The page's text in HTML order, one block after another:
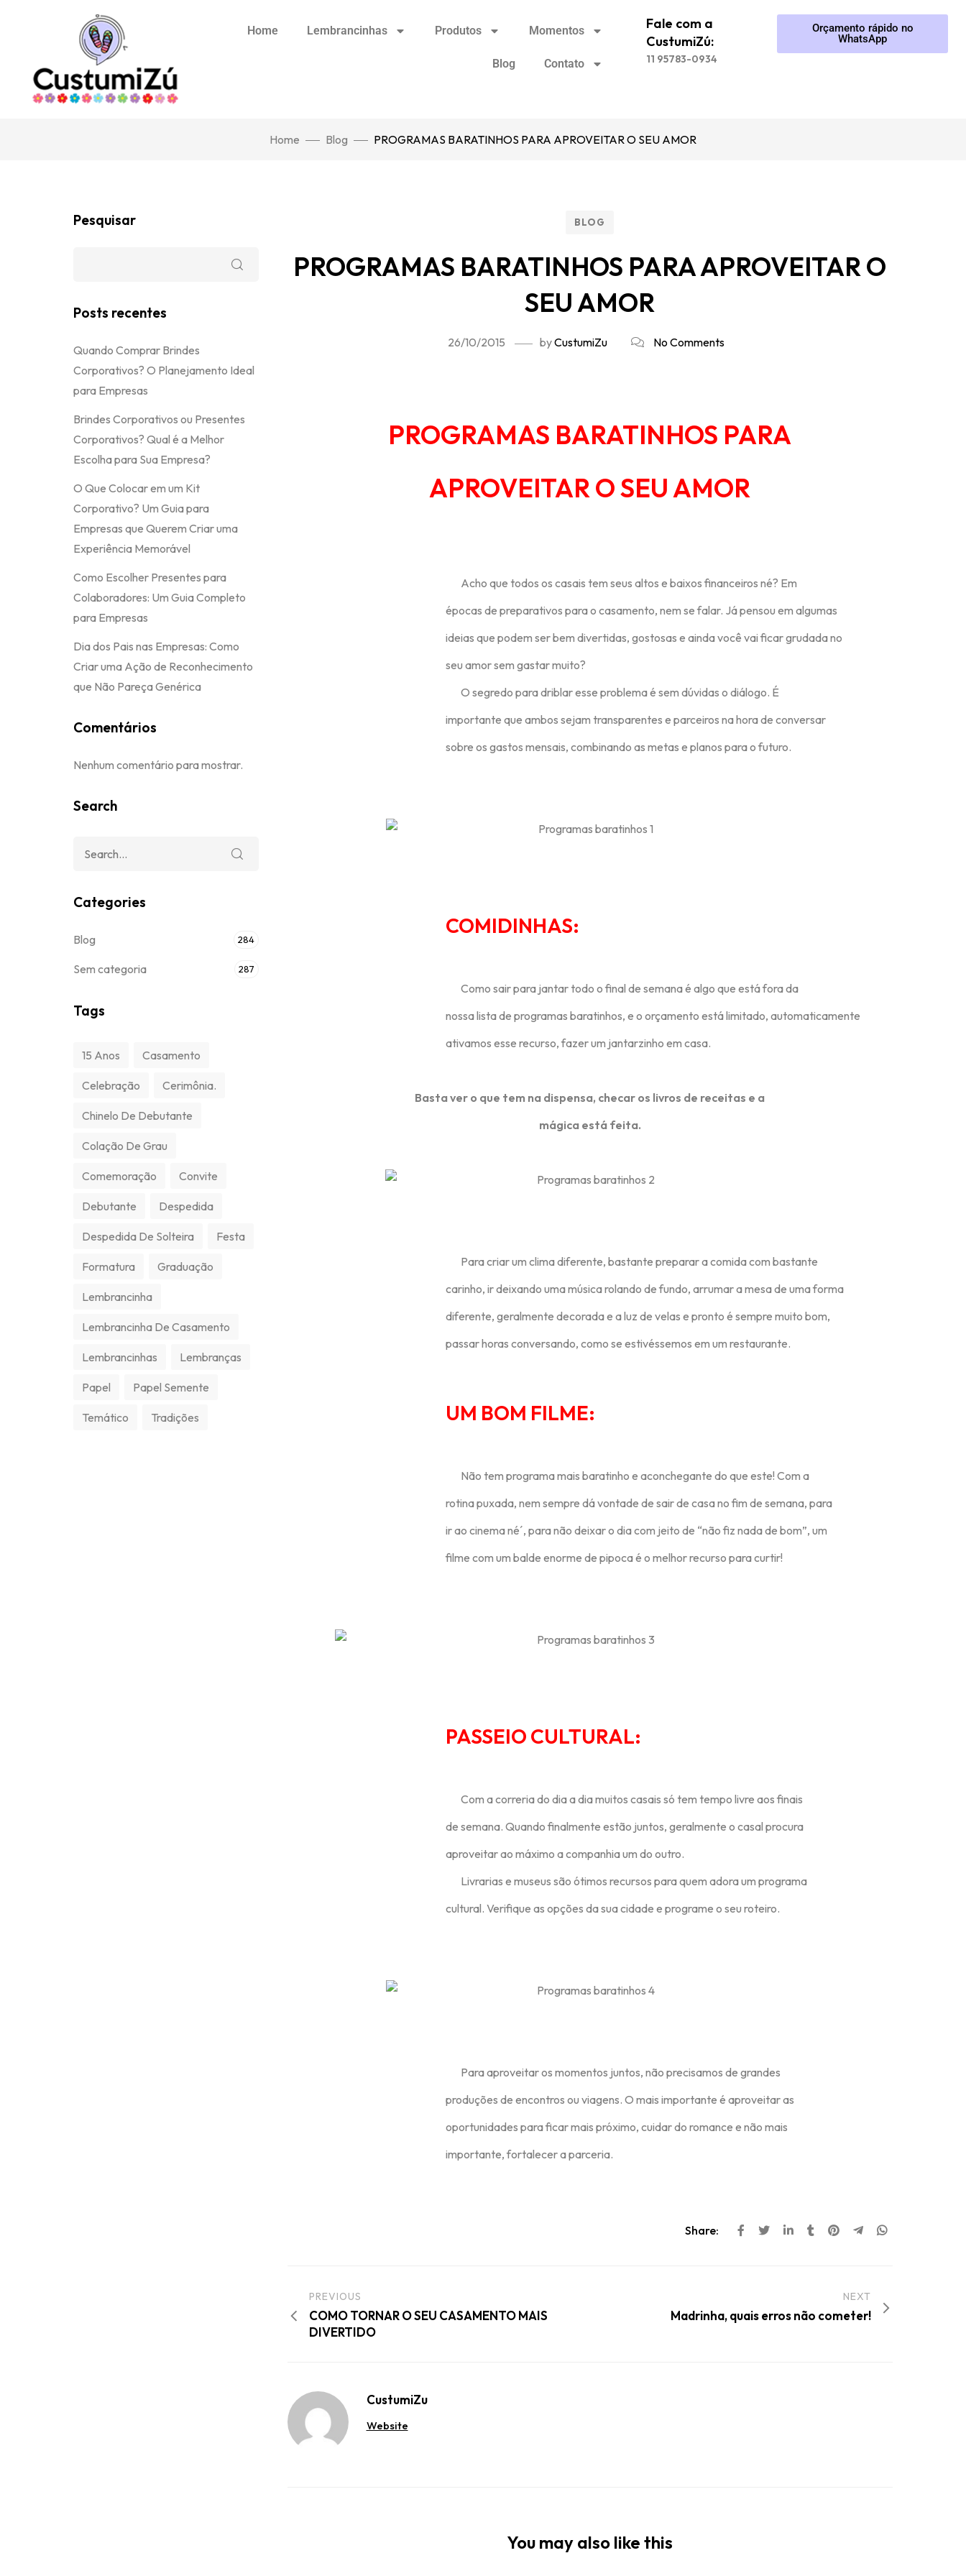
Home Lembrancinhas Produtos Momentos
Blog Contato
Fale com a
CustumiZú:
11 95783-0934
Orçamento rápido no
WhatsApp
Home Blog PROGRAMAS BARATINHOS PARA APROVEITAR O SEU AMOR
BLOG
PROGRAMAS BARATINHOS PARA APROVEITAR O
SEU AMOR
26/10/2015 byCustumiZu No Comments
PROGRAMAS BARATINHOS PARA
APROVEITAR O SEU AMOR
Acho que todos os casais tem seus altos e baixos financeiros né? Em
épocas de preparativos para o casamento, nem se falar. Já pensou em algumas
ideias que podem ser bem divertidas, gostosas e ainda você vai ficar grudada no
seu amor sem gastar muito?
O segredo para driblar esse problema é sem dúvidas o diálogo. É
importante que ambos sejam transparentes e parceiros na hora de conversar
sobre os gastos mensais, combinando as metas e planos para o futuro.
COMIDINHAS:
Como sair para jantar todo o final de semana é algo que está fora da
nossa lista de programas baratinhos, e o orçamento está limitado, automaticamente
ativamos esse recurso, fazer um jantarzinho em casa.
Basta ver o que tem na dispensa, checar os livros de receitas e a
mágica está feita.
Para criar um clima diferente, bastante preparar a comida com bastante
carinho, ir deixando uma música rolando de fundo, arrumar a mesa de uma forma
diferente, geralmente decorada e a luz de velas e pronto é sempre muito bom,
passar horas conversando, como se estivéssemos em um restaurante.
UM BOM FILME:
Não tem programa mais baratinho e aconchegante do que este! Com a
rotina puxada, nem sempre dá vontade de sair de casa no fim de semana, para
ir ao cinema né´, para não deixar o dia com jeito de “não fiz nada de bom”, um
filme com um balde enorme de pipoca é o melhor recurso para curtir!
PASSEIO CULTURAL:
Com a correria do dia a dia muitos casais só tem tempo livre aos finais
de semana. Quando finalmente estão juntos, geralmente o casal procura
aproveitar ao máximo a companhia um do outro.
Livrarias e museus são ótimos recursos para quem adora um programa
cultural. Verifique as opções da sua cidade e programe o seu roteiro.
Para aproveitar os momentos juntos, não precisamos de grandes
produções de encontros ou viagens. O mais importante é aproveitar as
oportunidades para ficar mais próximo, cuidar do romance e não mais
importante, fortalecer a parceria.
Share:
PREVIOUS
COMO TORNAR O SEU CASAMENTO MAIS
DIVERTIDO
NEXT
Madrinha, quais erros não cometer!
CustumiZu
Website
You may also like this
Pesquisar
Posts recentes
Quando Comprar Brindes
Corporativos? O Planejamento Ideal
para Empresas
Brindes Corporativos ou Presentes
Corporativos? Qual é a Melhor
Escolha para Sua Empresa?
O Que Colocar em um Kit
Corporativo? Um Guia para
Empresas que Querem Criar uma
Experiência Memorável
Como Escolher Presentes para
Colaboradores: Um Guia Completo
para Empresas
Dia dos Pais nas Empresas: Como
Criar uma Ação de Reconhecimento
que Não Pareça Genérica
Comentários
Nenhum comentário para mostrar.
Search
Categories
Blog 284
Sem categoria 287
Tags
15 Anos Casamento
Celebração Cerimônia.
Chinelo De Debutante
Colação De Grau
Comemoração Convite
Debutante Despedida
Despedida De Solteira Festa
Formatura Graduação
Lembrancinha
Lembrancinha De Casamento
Lembrancinhas Lembranças
Papel Papel Semente
Temático Tradições